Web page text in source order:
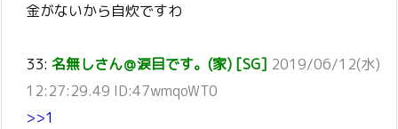
金がないから自炊ですわ
33: 名無しさん＠涙目です。(家) [SG] 2019/06/12(水)
12:27:29.49 ID:47wmqoWT0
>>1